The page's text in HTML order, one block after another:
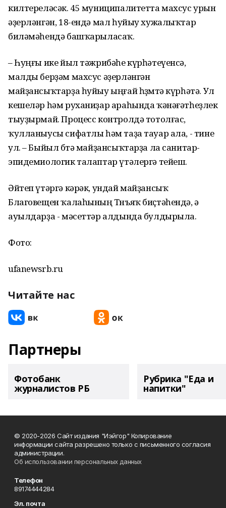
килтереләсәк. 45 муниципалитетта махсус урын
әҙерләнгән, 18-ендә мал һуйыу хужалыҡтар
биләмәһендә башҡарыласаҡ.
– Һуңғы ике йыл тәжрибәһе күрһәтеүенсә,
малды берҙәм махсус әҙерләнгән
майҙансыҡтарҙа һуйыу ыңғай һөҙөмтә күрһәтә. Ул
кешеләр һәм руханиҙар араһында ҡәнәғәтһеҙлек
тыуҙырмай. Процесс контролдә тотолғас,
ҡулланыусы сифатлы һәм таҙа тауар ала, - тине
ул. – Быйыл бөтә майҙансыҡтарҙа ла санитар-
эпидемиологик талаптар үтәлергә тейеш.
Әйтеп үтәргә кәрәк, ундай майҙансыҡ
Благовещен ҡалаһының Төнъяҡ биҫтәһендә, ә
ауылдарҙа - мәсеттәр алдында булдырыла.
Фото:
ufanewsrb.ru
Читайте нас
Партнеры
Фотобанк
журналистов РБ
Рубрика "Еда и
напитки"
© 2020-2026 Сайт издания "Иэйгор" Копирование
информации сайта разрешено только с письменного согласия
администрации.
Об использовании персональных данных
Телефон
89174444284
Эл. почта